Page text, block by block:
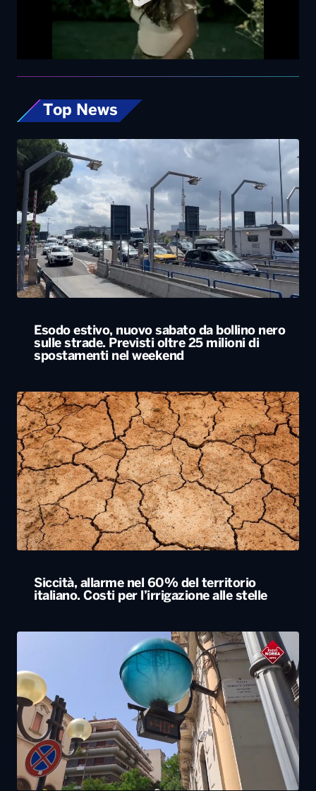
Top News
Esodo estivo, nuovo sabato da bollino nero
sulle strade. Previsti oltre 25 milioni di
spostamenti nel weekend
Siccità, allarme nel 60% del territorio
italiano. Costi per l’irrigazione alle stelle